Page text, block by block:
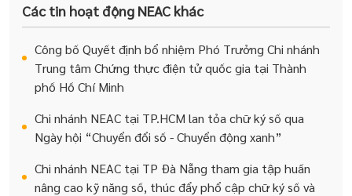
Các tin hoạt động NEAC khác
Công bố Quyết định bổ nhiệm Phó Trưởng Chi nhánh
Trung tâm Chứng thực điện tử quốc gia tại Thành
phố Hồ Chí Minh
Chi nhánh NEAC tại TP.HCM lan tỏa chữ ký số qua
Ngày hội “Chuyển đổi số - Chuyển động xanh”
Chi nhánh NEAC tại TP Đà Nẵng tham gia tập huấn
nâng cao kỹ năng số, thúc đẩy phổ cập chữ ký số và